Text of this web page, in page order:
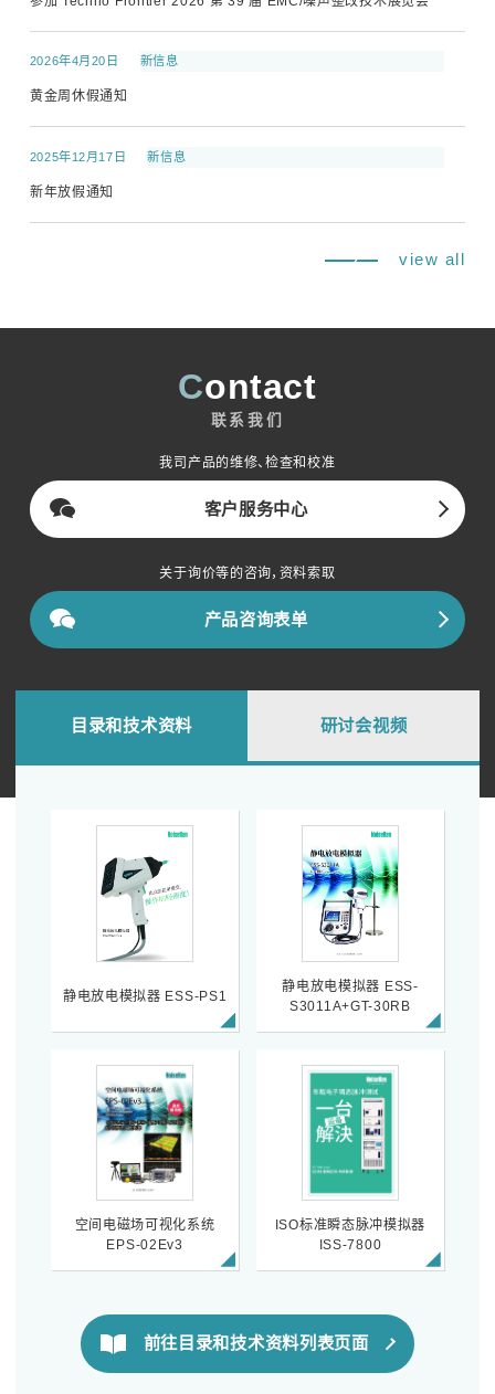
2026年4月20日 新信息
黄金周休假通知
2025年12月17日 新信息
新年放假通知
view all
Contact
联系我们
我司产品的维修、检查和校准
客户服务中心
关于询价等的咨询，资料索取
产品咨询表单
目录和技术资料
静电放电模拟器 ESS-PS1
静电放电模拟器 ESS-
S3011A+GT-30RB
空间电磁场可视化系统
EPS-02Ev3
ISO标准瞬态脉冲模拟器
ISS-7800
前往目录和技术资料列表页面
研讨会视频